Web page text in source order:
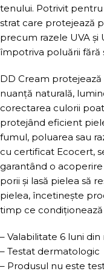
tenului. Potrivit
strat care protejează
precum razele UVA
împotriva poluării fără
DD Cream
nuanță naturală,
corectarea culorii
protejând eficient
fumul, poluarea sau
cu certificat Ecocert,
garantând o
porii și lasă pielea să
pielea, încetinește
timp ce
– Valabilitate 6 luni
– Testat dermatologic
– Produsul nu este